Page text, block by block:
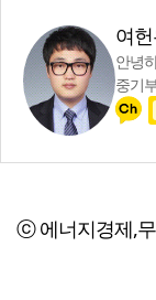
여
안녕
중기
ⓒ 에너지경제,